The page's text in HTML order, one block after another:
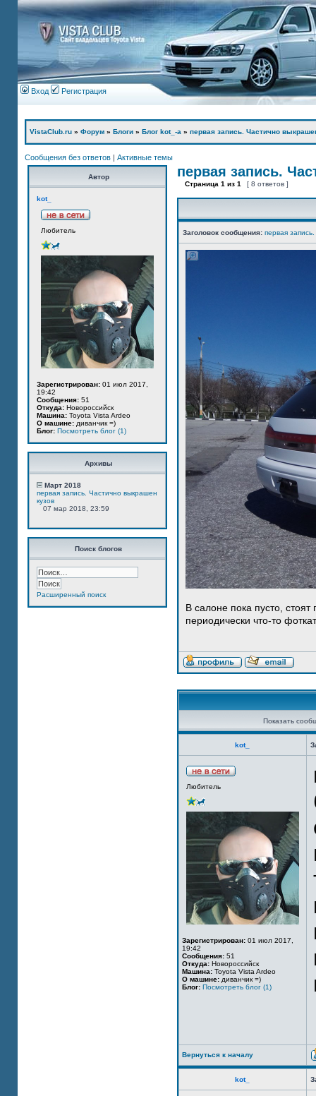
Вход Регистрация
VistaClub.ru » Форум » Блоги » Блог kot_-а » первая запись. Частично
Сообщения без ответов | Активные темы
Автор
kot_
Любитель
Зарегистрирован: 01 июл 2017,
19:42
Сообщения: 51
Откуда: Новороссийск
Машина: Toyota Vista Ardeo
О машине: диванчик =)
Блог: Посмотреть блог (1)
Архивы
Март 2018
первая запись. Частично выкрашен
кузов
07 мар 2018, 23:59
Поиск блогов
Расширенный поиск
первая запись.
Страница 1 из 1 [ 8 ответов ]
Заголовок сообщения: первая
В салоне пока пусто,
периодически что-то
Показать
kot_
Любитель
Зарегистрирован: 01 июл 2017,
19:42
Сообщения: 51
Откуда: Новороссийск
Машина: Toyota Vista Ardeo
О машине: диванчик =)
Блог: Посмотреть блог (1)
Вернуться к началу
kot_